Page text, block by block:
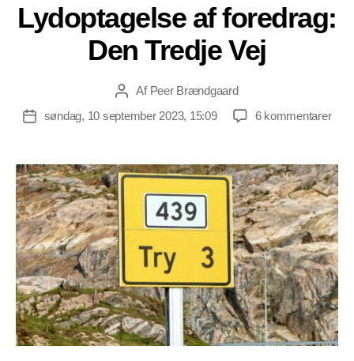
Lydoptagelse af foredrag:
Den Tredje Vej
Indlægsforfatter
Af Peer Brændgaard
Indlægsdato
søndag, 10 september 2023, 15:09 6 kommentarertil
Den
Vej